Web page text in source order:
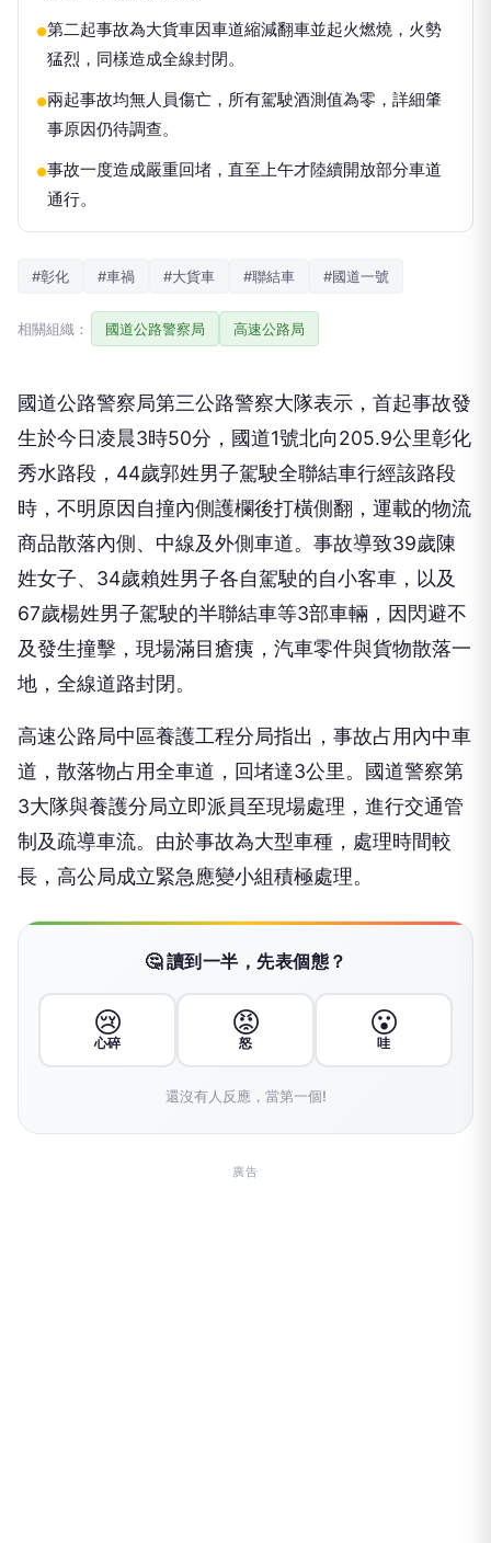
●第二起事故為大貨車因車道縮減翻車並起火燃燒，火勢
猛烈，同樣造成全線封閉。
●兩起事故均無人員傷亡，所有駕駛酒測值為零，詳細肇
事原因仍待調查。
●事故一度造成嚴重回堵，直至上午才陸續開放部分車道
通行。
#彰化 #車禍 #大貨車 #聯結車 #國道一號
相關組織： 國道公路警察局 高速公路局
國道公路警察局第三公路警察大隊表示，首起事故發
生於今日凌晨3時50分，國道1號北向205.9公里彰化
秀水路段，44歲郭姓男子駕駛全聯結車行經該路段
時，不明原因自撞內側護欄後打橫側翻，運載的物流
商品散落內側、中線及外側車道。事故導致39歲陳
姓女子、34歲賴姓男子各自駕駛的自小客車，以及
67歲楊姓男子駕駛的半聯結車等3部車輛，因閃避不
及發生撞擊，現場滿目瘡痍，汽車零件與貨物散落一
地，全線道路封閉。
高速公路局中區養護工程分局指出，事故占用內中車
道，散落物占用全車道，回堵達3公里。國道警察第
3大隊與養護分局立即派員至現場處理，進行交通管
制及疏導車流。由於事故為大型車種，處理時間較
長，高公局成立緊急應變小組積極處理。
🤔 讀到一半，先表個態？
😢
心碎
😡
怒
😮
哇
還沒有人反應，當第一個!
廣告